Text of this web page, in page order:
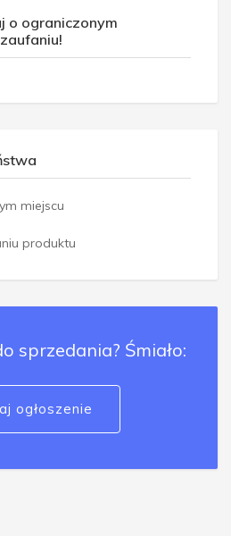
o ograniczonym
zaufaniu!
miejscu
produktu
sprzedania? Śmiało:
ogłoszenie